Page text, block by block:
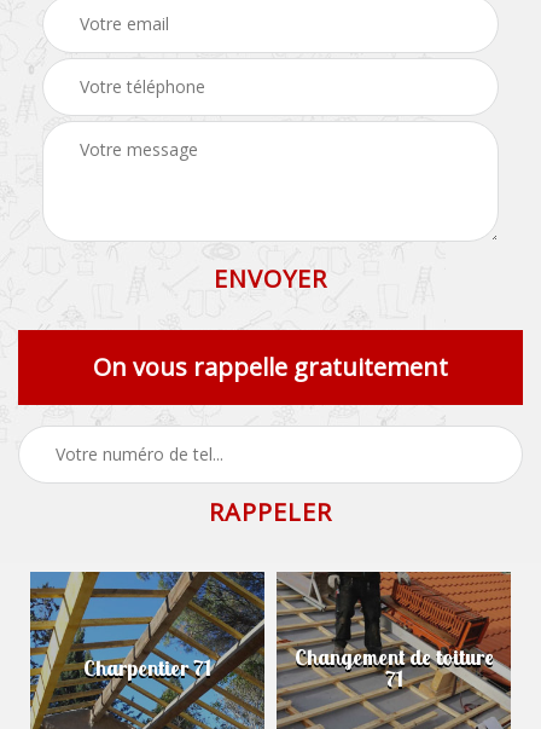
On vous rappelle gratuitement
Charpentier 71 Changement de toiture
71